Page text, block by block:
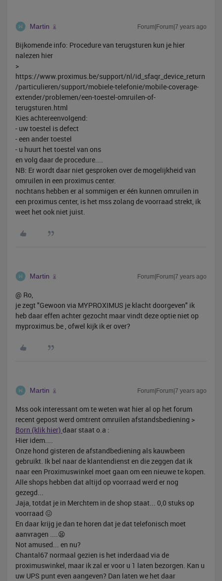
Martin Forum|Forum|7 years ago
Bijkomende info: Procedure van terugsturen kun je hier
nalezen hier
>
https://www.proximus.be/support/nl/id_sfaqr_device_return
/particulieren/support/mobiele-telefonie/mobile-coverage-
extender/problemen/een-toestel-omruilen-of-
terugsturen.html
Kies achtereenvolgend:
- uw toestel is defect
- een ander toestel
- u huurt het toestel van ons
en volg daar de procedure....
NB: Er wordt daar niet gesproken over de mogelijkheid van
omruilen in een proximus center.
nochtans hebben er al sommigen er één kunnen omruilen in
een proximus center, is het mss zolang de voorraad strekt, ik
weet het ook niet juist.
Martin Forum|Forum|7 years ago
@ Ro,
je zegt "Gewoon via MYPROXIMUS je klacht doorgeven" ik
heb daar effen achter gezocht maar vindt deze optie niet op
myproximus.be , ofwel kijk ik er over?
Martin Forum|Forum|7 years ago
Mss ook interessant om te weten wat hier al op het forum
recent gepost werd omtrent omruilen afstandsbediening >
Born (klik hier) daar staat o.a :
Hier idem....
Onze hond gisteren de afstandbediening als kauwbeen
gebruikt. Ik bel naar de klantendienst en die zeggen dat ik
naar een Proximuswinkel moet gaan om een nieuwe te kopen.
Alle shops hebben dat altijd op voorraad werd er nog
gezegd...
Jaja, totdat je in Merchtem in de shop staat... 0,0 stuks op
voorraad 😖
En daar krijg je dan te horen dat je dat telefonisch moet
aanvragen ....😫
Not amused... en nu?
Chantal67 normaal gezien is het inderdaad via de
proximuswinkel, maar ik zal er voor u 1 laten bezorgen. Kan u
uw UPS punt even aangeven? Dan laten we het daar